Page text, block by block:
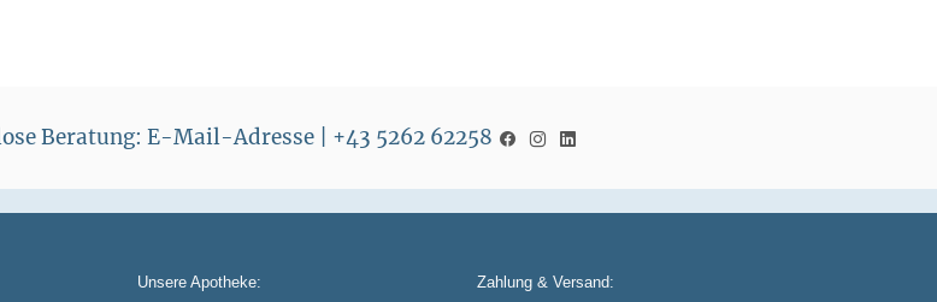
Beratung: E-Mail-Adresse | +43 5262 62258
Unsere Apotheke: Zahlung & Versand: